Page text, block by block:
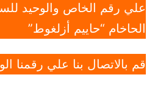
علي رقم الخاص والوحيد
الحاخام “حاييم أزلغوط”
قم بالاتصال بنا علي رقمنا